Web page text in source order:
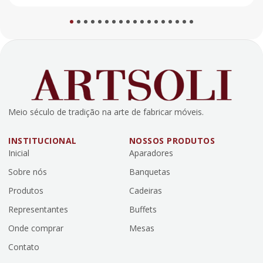
5 6 7 8 9 101112131415161718
Meio século de tradição na arte de fabricar móveis.
INSTITUCIONAL
Inicial
Sobre nós
Produtos
Representantes
Onde comprar
Contato
NOSSOS PRODUTOS
Aparadores
Banquetas
Cadeiras
Buffets
Mesas